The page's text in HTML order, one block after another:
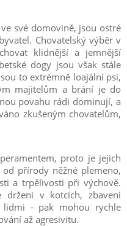
své domovině, jsou ostré
Chovatelský výběr v
klidnější a jemnější
dogy jsou však stále
to extrémně loajální psi,
majitelům a brání je do
povahu rádi dominují, a
zkušeným chovatelům,
proto je jejich
přírody něžné plemeno,
a trpělivosti při výchově.
v kotcích, zbaveni
- pak mohou rychle
až agresivitu.